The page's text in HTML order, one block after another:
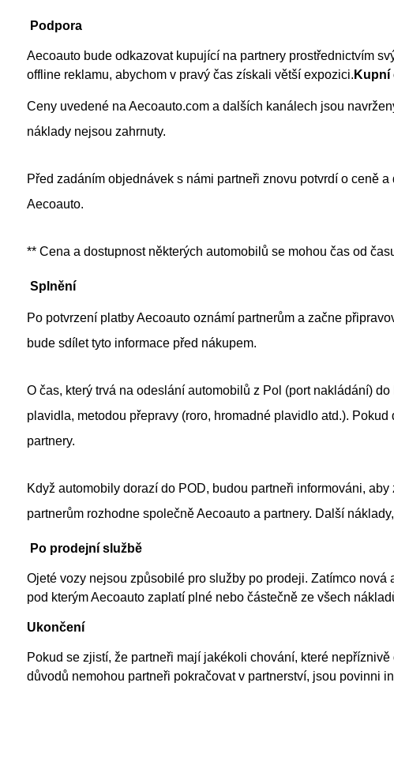
Podpora
Aecoauto bude odkazovat kupující na partnery prostřednictvím
offline reklamu, abychom v pravý čas získali větší expozici. Kupní
Ceny uvedené na Aecoauto.com a dalších kanálech jsou
náklady nejsou zahrnuty.
Před zadáním objednávek s námi partneři znovu potvrdí o ceně
Aecoauto.
** Cena a dostupnost některých automobilů se mohou čas od
Splnění
Po potvrzení platby Aecoauto oznámí partnerům a začne
bude sdílet tyto informace před nákupem.
O čas, který trvá na odeslání automobilů z Pol (port nakládání)
plavidla, metodou přepravy (roro, hromadné plavidlo atd.).
partnery.
Když automobily dorazí do POD, budou partneři informováni,
partnerům rozhodne společně Aecoauto a partnery. Další
Po prodejní službě
Ojeté vozy nejsou způsobilé pro služby po prodeji. Zatímco
pod kterým Aecoauto zaplatí plné nebo částečně ze všech
Ukončení
Pokud se zjistí, že partneři mají jakékoli chování, které
důvodů nemohou partneři pokračovat v partnerství, jsou povinni